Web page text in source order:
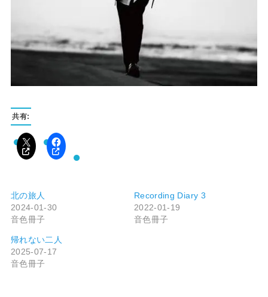
共有:
北の旅人
2024-01-30
音色冊子
Recording Diary 3
2022-01-19
音色冊子
帰れない二人
2025-07-17
音色冊子